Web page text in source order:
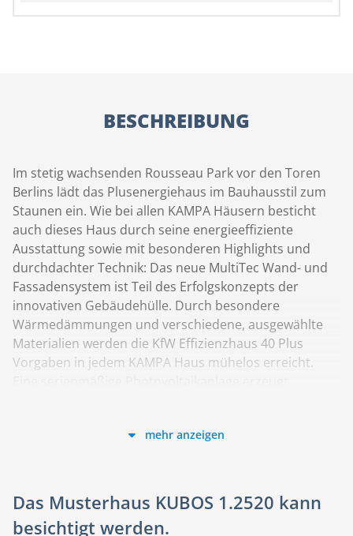
BESCHREIBUNG
Im stetig wachsenden Rousseau Park vor den Toren
Berlins lädt das Plusenergiehaus im Bauhausstil zum
Staunen ein. Wie bei allen KAMPA Häusern besticht
auch dieses Haus durch seine energieeffiziente
Ausstattung sowie mit besonderen Highlights und
durchdachter Technik: Das neue MultiTec Wand- und
Fassadensystem ist Teil des Erfolgskonzepts der
innovativen Gebäudehülle. Durch besondere
Wärmedämmungen und verschiedene, ausgewählte
Materialien werden die KfW Effizienzhaus 40 Plus
Vorgaben in jedem KAMPA Haus mühelos erreicht.
intelligente Smart-Home-System schafft für die
jeden Besucher, so dass man am liebsten sofort
einziehen möchte.
mehr anzeigen
Das Musterhaus KUBOS 1.2520 kann
besichtigt werden.